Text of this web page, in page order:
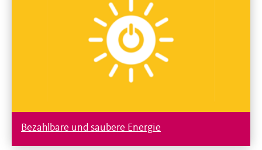
Bezahlbare und saubere Energie